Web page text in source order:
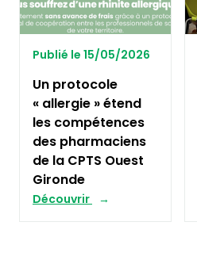
Publié le 15/05/2026
Un protocole
« allergie » étend
les compétences
des pharmaciens
de la CPTS Ouest
Gironde
Découvrir